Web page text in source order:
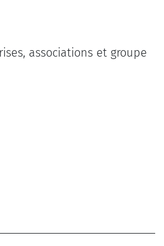
associations et groupe